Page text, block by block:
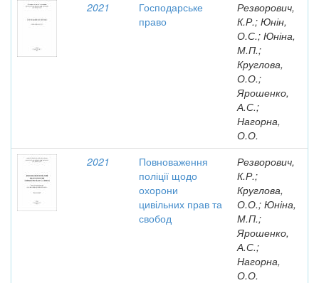
2021
Господарське
право
Резворович,
К.Р.; Юнін,
О.С.; Юніна,
М.П.;
Круглова,
О.О.;
Ярошенко,
А.С.;
Нагорна,
О.О.
2021
Повноваження
поліції щодо
охорони
цивільних прав та
свобод
Резворович,
К.Р.;
Круглова,
О.О.; Юніна,
М.П.;
Ярошенко,
А.С.;
Нагорна,
О.О.